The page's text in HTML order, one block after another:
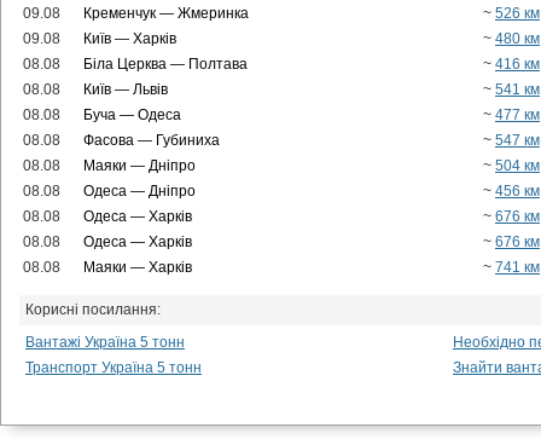
09.08 Кременчук — Жмеринка ~ 526 км
09.08
Київ — Харків ~ 480 км
08.08
Біла Церква — Полтава ~ 416 км
08.08
Київ — Львів ~ 541 км
08.08
Буча — Одеса ~ 477 км
08.08
Фасова — Губиниха ~ 547 км
08.08
Маяки — Дніпро ~ 504 км
08.08
Одеса — Дніпро ~ 456 км
08.08
Одеса — Харків ~ 676 км
08.08
Одеса — Харків ~ 676 км
08.08
Маяки — Харків ~ 741 км
Корисні посилання:
Вантажі Україна 5 тонн
Необхідно
Транспорт Україна 5 тонн
Знайти